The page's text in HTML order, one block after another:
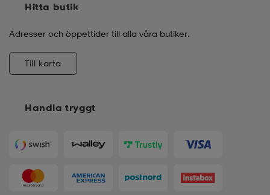
Handla tryggt
Hitta butik
Adresser och öppettider till alla våra butiker.
Till karta